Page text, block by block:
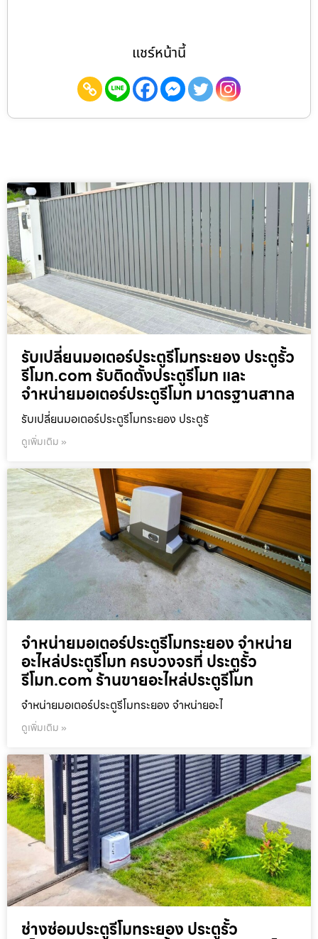
แชร์หน้านี้
รับเปลี่ยนมอเตอร์ประตูรีโมทระยอง ประตูรั้ว
รีโมท.com รับติดตั้งประตูรีโมท และ
จำหน่ายมอเตอร์ประตูรีโมท มาตรฐานสากล
รับเปลี่ยนมอเตอร์ประตูรีโมทระยอง ประตูรั
ดูเพิ่มเติม »
จำหน่ายมอเตอร์ประตูรีโมทระยอง จำหน่าย
อะไหล่ประตูรีโมท ครบวงจรที่ ประตูรั้ว
รีโมท.com ร้านขายอะไหล่ประตูรีโมท
จำหน่ายมอเตอร์ประตูรีโมทระยอง จำหน่ายอะไ
ดูเพิ่มเติม »
ช่างซ่อมประตูรีโมทระยอง ประตูรั้ว